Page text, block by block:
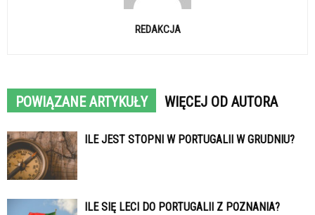
REDAKCJA
POWIĄZANE ARTYKUŁY WIĘCEJ OD AUTORA
ILE JEST STOPNI W PORTUGALII W GRUDNIU?
ILE SIĘ LECI DO PORTUGALII Z POZNANIA?